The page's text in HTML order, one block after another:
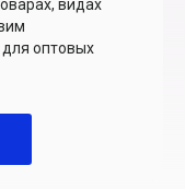
видах
оптовых